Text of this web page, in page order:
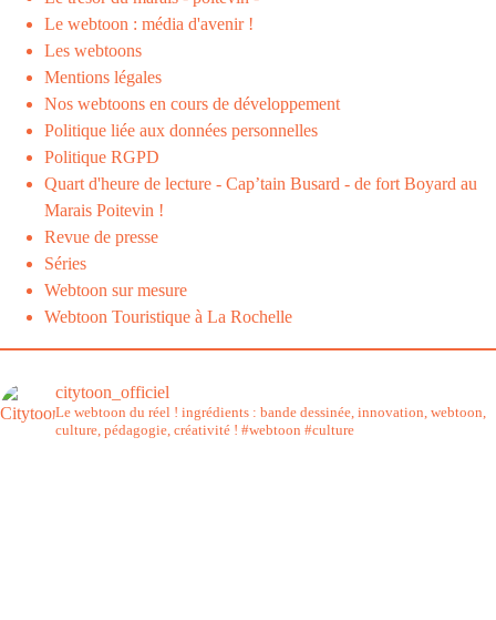
Le webtoon : média d'avenir !
Les webtoons
Mentions légales
Nos webtoons en cours de développement
Politique liée aux données personnelles
Politique RGPD
Quart d'heure de lecture - Cap’tain Busard - de fort Boyard au
Marais Poitevin !
Revue de presse
Séries
Webtoon sur mesure
Webtoon Touristique à La Rochelle
citytoon_officiel
Le webtoon du réel ! ingrédients : bande dessinée, innovation, webtoon,
culture, pédagogie, créativité ! #webtoon #culture